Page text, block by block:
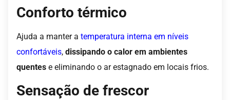
Conforto térmico
Ajuda a manter a temperatura interna em níveis
confortáveis, dissipando o calor em ambientes
quentes e eliminando o ar estagnado em locais frios.
Sensação de frescor